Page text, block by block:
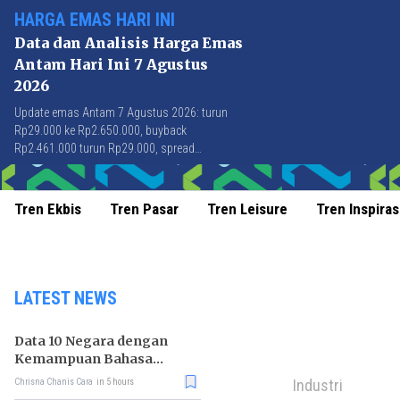
HARGA EMAS HARI INI
Data dan Analisis Harga Emas
Antam Hari Ini 7 Agustus
2026
Update emas Antam 7 Agustus 2026: turun
Rp29.000 ke Rp2.650.000, buyback
Rp2.461.000 turun Rp29.000, spread
Rp189.000 stabil di level terbaik sejak April
2026.
Tren Ekbis Tren Pasar Tren Leisure Tren
LATEST NEWS
Data 10 Negara dengan
Kemampuan Bahasa
Inggris Terbaik
Chrisna Chanis Cara in 5 hours Industri